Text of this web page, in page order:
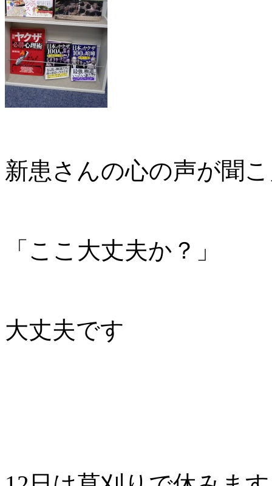
新患さんの心の声が聞
「ここ大丈夫か？」
大丈夫です